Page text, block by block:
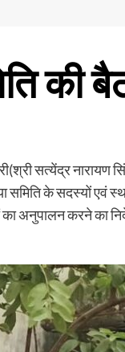
सत्येंद्र
समिति के सदस्यों एवं
अनुपालन करने का